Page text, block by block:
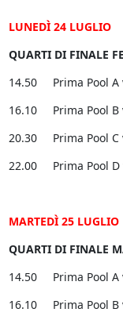
LUNEDÌ 24 LUGLIO
QUARTI DI FINALE
14.50 Prima Pool A
16.10 Prima Pool B
20.30 Prima Pool C
22.00 Prima Pool D
MARTEDÌ 25 LUGLIO
QUARTI DI FINALE
14.50 Prima Pool A
16.10 Prima Pool B